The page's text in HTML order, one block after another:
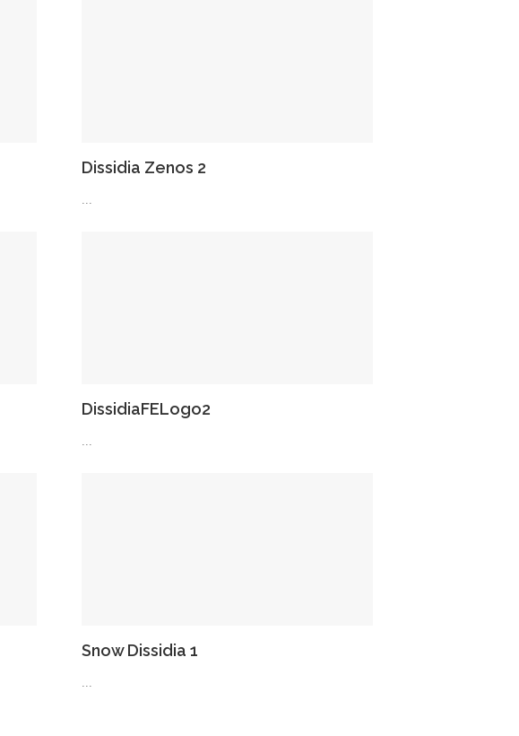
Dissidia Zenos 2
...
DissidiaFELogo2
...
Snow Dissidia 1
...